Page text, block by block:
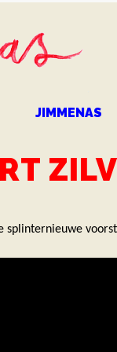
JIMMENAS
splinternieuwe